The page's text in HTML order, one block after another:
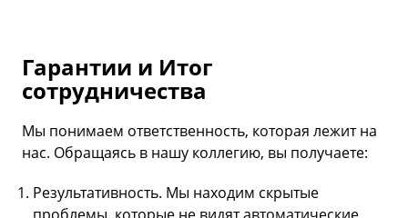
Гарантии и Итог
сотрудничества
Мы понимаем ответственность, которая лежит на
нас. Обращаясь в нашу коллегию, вы получаете:
Результативность. Мы находим скрытые